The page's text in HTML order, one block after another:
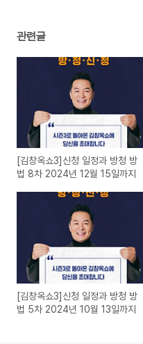
관련글
[김창옥쇼3]신청 일정과 방청 방
법 8차 2024년 12월 15일까지
[김창옥쇼3]신청 일정과 방청 방
법 5차 2024년 10월 13일까지